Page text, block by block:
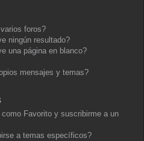
foros?
ningún resultado?
una página en blanco?
mensajes y temas?
Favorito y suscribirme a un
a temas específicos?